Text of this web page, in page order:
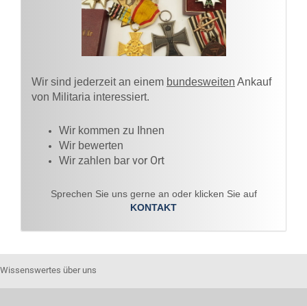
Wir sind jederzeit an einem bundesweiten Ankauf
von Militaria interessiert.
Wir kommen zu Ihnen​
Wir bewerten
Wir zahlen bar vor Ort
Sprechen Sie uns gerne an oder klicken Sie auf
KONTAKT
Wissenswertes über uns